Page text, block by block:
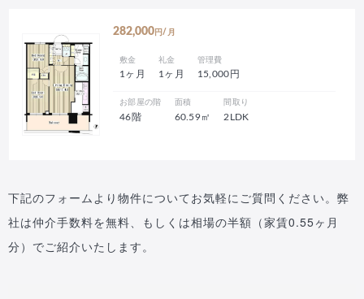
282,000 円/月
敷金
1ヶ月
礼金
1ヶ月
管理費
15,000円
お部屋の階
46階
面積
60.59㎡
間取り
2LDK
下記のフォームより物件についてお気軽にご質問ください。弊
社は仲介手数料を無料、もしくは相場の半額（家賃0.55ヶ月
分）でご紹介いたします。